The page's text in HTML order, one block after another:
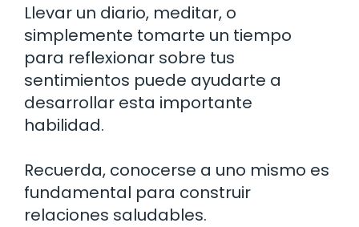
Llevar un diario, meditar, o
simplemente tomarte un tiempo
para reflexionar sobre tus
sentimientos puede ayudarte a
desarrollar esta importante
habilidad.
Recuerda, conocerse a uno mismo es
fundamental para construir
relaciones saludables.